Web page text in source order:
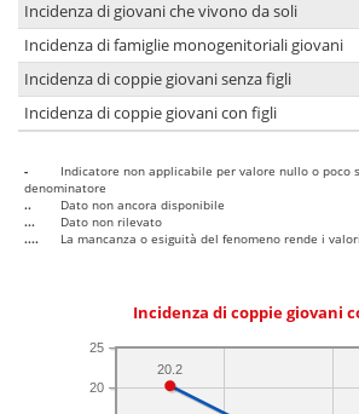
Incidenza di giovani che vivono da soli
Incidenza di famiglie monogenitoriali giovani
Incidenza di coppie giovani senza figli
Incidenza di coppie giovani con figli
-
Indicatore non applicabile per valore nullo o poco
denominatore
..
Dato non ancora disponibile
...
Dato non rilevato
....
La mancanza o esiguità del fenomeno rende i
Incidenza di coppie giovani
20
25
20.2